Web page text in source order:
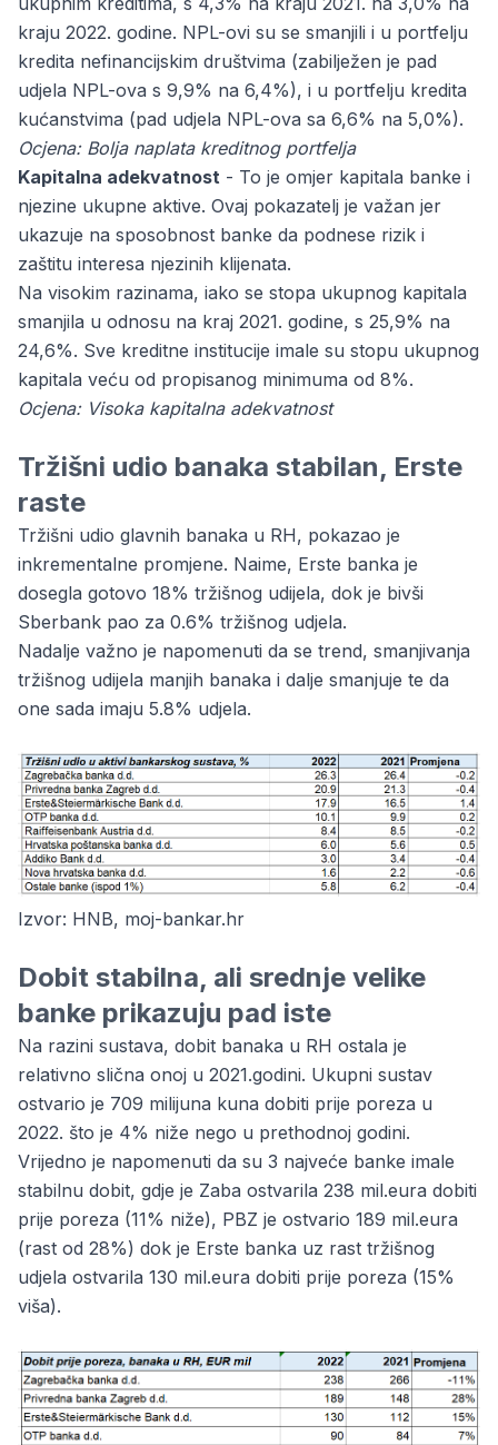
kraju 2022. godine. NPL-ovi su se smanjili i u portfelju
kredita nefinancijskim društvima (zabilježen je pad
udjela NPL-ova s 9,9% na 6,4%), i u portfelju kredita
kućanstvima (pad udjela NPL-ova sa 6,6% na 5,0%).
Ocjena: Bolja naplata kreditnog portfelja
Kapitalna adekvatnost - To je omjer kapitala banke i
njezine ukupne aktive. Ovaj pokazatelj je važan jer
ukazuje na sposobnost banke da podnese rizik i
zaštitu interesa njezinih klijenata.
Na visokim razinama, iako se stopa ukupnog kapitala
smanjila u odnosu na kraj 2021. godine, s 25,9% na
24,6%. Sve kreditne institucije imale su stopu ukupnog
kapitala veću od propisanog minimuma od 8%.
Ocjena: Visoka kapitalna adekvatnost
Tržišni udio banaka stabilan, Erste
raste
Tržišni udio glavnih banaka u RH, pokazao je
inkrementalne promjene. Naime, Erste banka je
dosegla gotovo 18% tržišnog udijela, dok je bivši
Sberbank pao za 0.6% tržišnog udjela.
Nadalje važno je napomenuti da se trend, smanjivanja
tržišnog udijela manjih banaka i dalje smanjuje te da
one sada imaju 5.8% udjela.
Izvor: HNB, moj-bankar.hr
Dobit stabilna, ali srednje velike
banke prikazuju pad iste
Na razini sustava, dobit banaka u RH ostala je
relativno slična onoj u 2021.godini. Ukupni sustav
ostvario je 709 milijuna kuna dobiti prije poreza u
2022. što je 4% niže nego u prethodnoj godini.
Vrijedno je napomenuti da su 3 najveće banke imale
stabilnu dobit, gdje je Zaba ostvarila 238 mil.eura dobiti
prije poreza (11% niže), PBZ je ostvario 189 mil.eura
(rast od 28%) dok je Erste banka uz rast tržišnog
udjela ostvarila 130 mil.eura dobiti prije poreza (15%
viša).